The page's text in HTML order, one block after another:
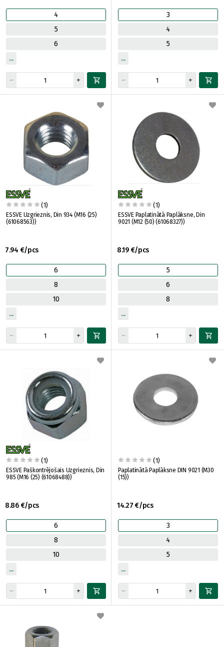
4
5
6
3
4
5
(1)
ESSVE Uzgrieznis, Din 934 (M16 (25)
(61068563))
7.94 €/pcs
6
8
10
(1)
ESSVE Paplatinātā Paplāksne, Din
9021 (M12 (50) (61068327))
8.19 €/pcs
5
6
8
(1)
ESSVE Paškontrējošais Uzgrieznis, Din
985 (M16 (25) (61068488))
8.86 €/pcs
6
8
10
(1)
Paplatinātā Paplāksne DIN 9021 (M30
(15))
14.27 €/pcs
3
4
5